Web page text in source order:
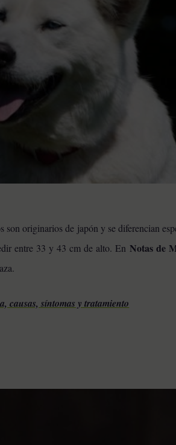
son originarios de japón y se diferencian
entre 33 y 43 cm de alto. En Notas de
causas, síntomas y tratamiento